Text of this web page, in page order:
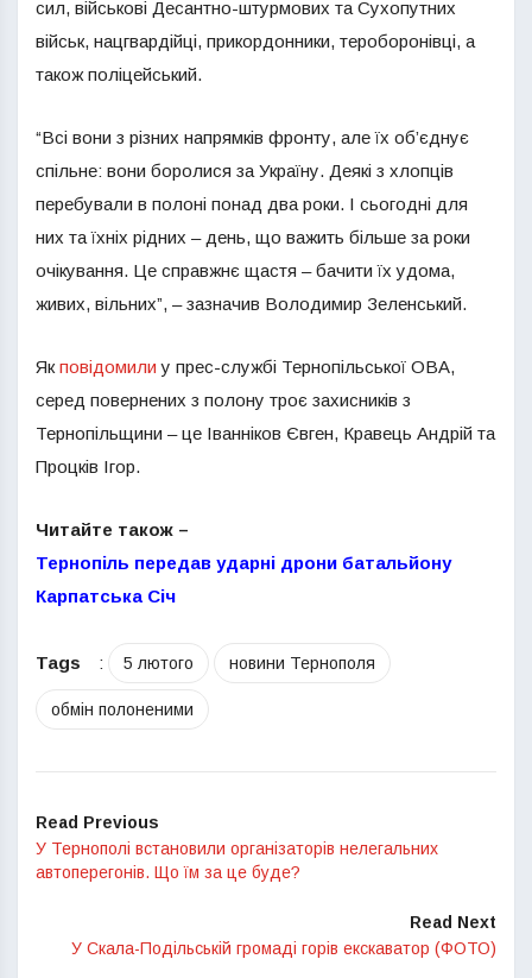
сил, військові Десантно-штурмових та Сухопутних
військ, нацгвардійці, прикордонники, тероборонівці, а
також поліцейський.
“Всі вони з різних напрямків фронту, але їх об’єднує
спільне: вони боролися за Україну. Деякі з хлопців
перебували в полоні понад два роки. І сьогодні для
них та їхніх рідних – день, що важить більше за роки
очікування. Це справжнє щастя – бачити їх удома,
живих, вільних”, – зазначив Володимир Зеленський.
Як повідомили у прес-службі Тернопільської ОВА,
серед повернених з полону троє захисників з
Тернопільщини – це Іванніков Євген, Кравець Андрій та
Процків Ігор.
Читайте також –
Тернопіль передав ударні дрони батальйону
Карпатська Січ
Tags : 5 лютого новини Тернополя
обмін полоненими
Read Previous
У Тернополі встановили організаторів нелегальних
автоперегонів. Що їм за це буде?
Read Next
У Скала-Подільській громаді горів екскаватор (ФОТО)